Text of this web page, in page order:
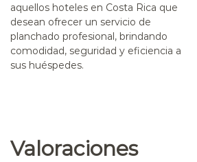
aquellos hoteles en Costa Rica que
desean ofrecer un servicio de
planchado profesional, brindando
comodidad, seguridad y eficiencia a
sus huéspedes.
Valoraciones